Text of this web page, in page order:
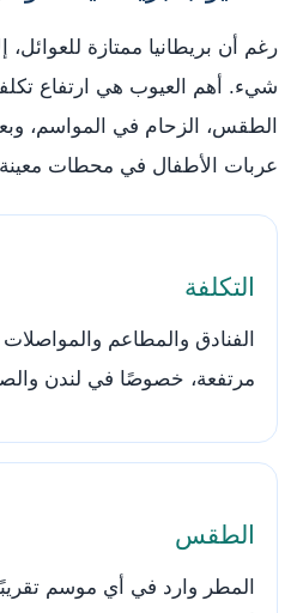
رغم أن بريطانيا ممتازة للعوائل،
شيء. أهم العيوب هي ارتفاع
الطقس، الزحام في المواسم،
عربات الأطفال في محطات
التكلفة
الفنادق والمطاعم
مرتفعة، خصوصًا في لندن
الطقس
المطر وارد في أي موسم